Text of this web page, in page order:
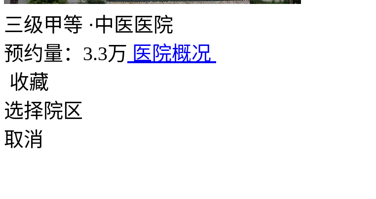
三级甲等 ·中医医院
预约量：3.3万 医院概况
收藏
选择院区
取消